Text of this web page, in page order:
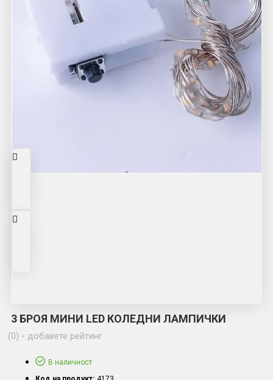
3 БРОЯ МИНИ LED КОЛЕДНИ ЛАМПИЧКИ
(0) - добавете рейтинг
В наличност